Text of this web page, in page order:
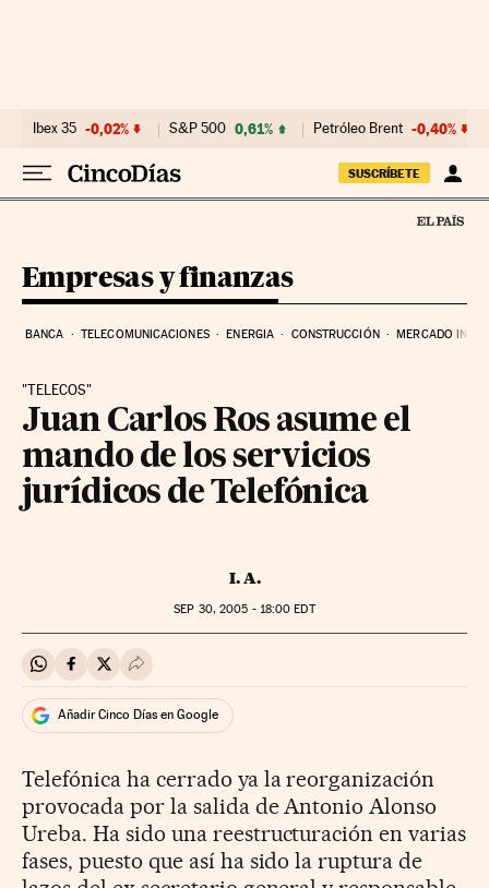
Ibex 35 -0,02% S&P 500 0,61% Petróleo Brent -0,40%
SUSCRÍBETE
Empresas y finanzas
BANCA TELECOMUNICACIONES ENERGIA CONSTRUCCIÓN MERCADO
"TELECOS"
Juan Carlos Ros asume el
mando de los servicios
jurídicos de Telefónica
I. A.
SEP 30, 2005 - 18:00 EDT
Compartir en Whatsapp
Compartir en Facebook
Compartir en Twitter
Desplegar Redes Sociales
Añadir Cinco Días en Google
Telefónica ha cerrado ya la reorganización
provocada por la salida de Antonio Alonso
Ureba. Ha sido una reestructuración en varias
fases, puesto que así ha sido la ruptura de